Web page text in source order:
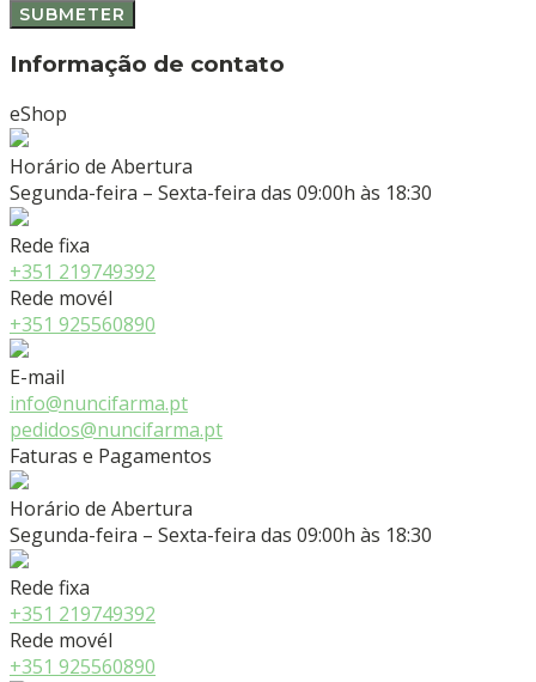
Informação de contato
eShop
Horário de Abertura
Segunda-feira – Sexta-feira das 09:00h às 18:30
Rede fixa
+351 219749392
Rede movél
+351 925560890
E-mail
info@nuncifarma.pt
pedidos@nuncifarma.pt
Faturas e Pagamentos
Horário de Abertura
Segunda-feira – Sexta-feira das 09:00h às 18:30
Rede fixa
+351 219749392
Rede movél
+351 925560890